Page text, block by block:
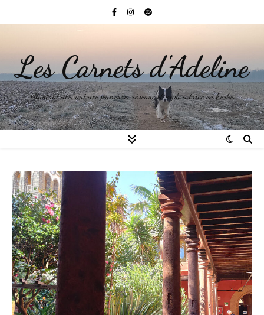
Les Carnets d'Adeline
Illustratrice, autrice jeunesse, rêveuse et exploratrice en herbe.